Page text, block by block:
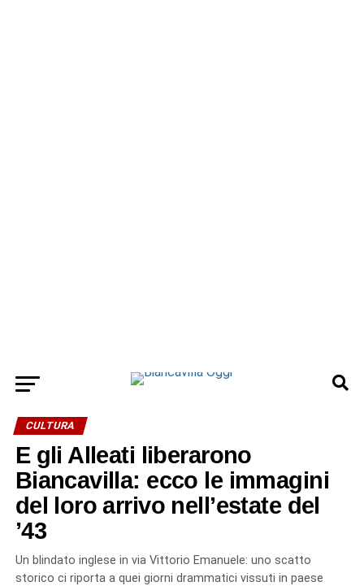
CULTURA
E gli Alleati liberarono
Biancavilla: ecco le immagini
del loro arrivo nell’estate del
’43
Un blindato inglese in via Vittorio Emanuele: uno scatto
storico ci riporta a quei giorni drammatici vissuti in paese